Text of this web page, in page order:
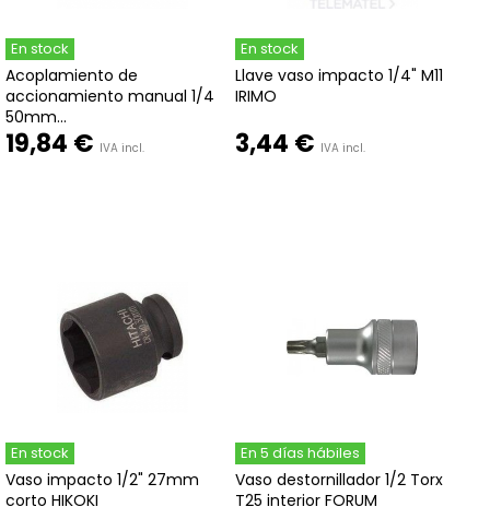
En stock
Acoplamiento de
accionamiento manual 1/4
50mm...
19,84 € IVA incl.
En stock
Llave vaso impacto 1/4" M11
IRIMO
3,44 € IVA incl.
En stock
Vaso impacto 1/2" 27mm
corto HIKOKI
En 5 días hábiles
Vaso destornillador 1/2 Torx
T25 interior FORUM